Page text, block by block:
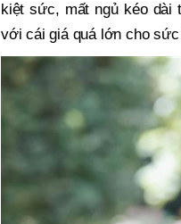
kiệt sức, mất ngủ kéo dài
với cái giá quá lớn cho sức